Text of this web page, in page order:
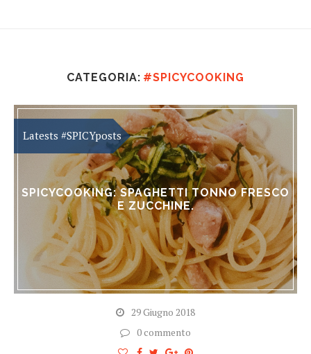
CATEGORIA: #SPICYCOOKING
SPICYCOOKING: SPAGHETTI TONNO FRESCO
E ZUCCHINE.
29 Giugno 2018
0 commento